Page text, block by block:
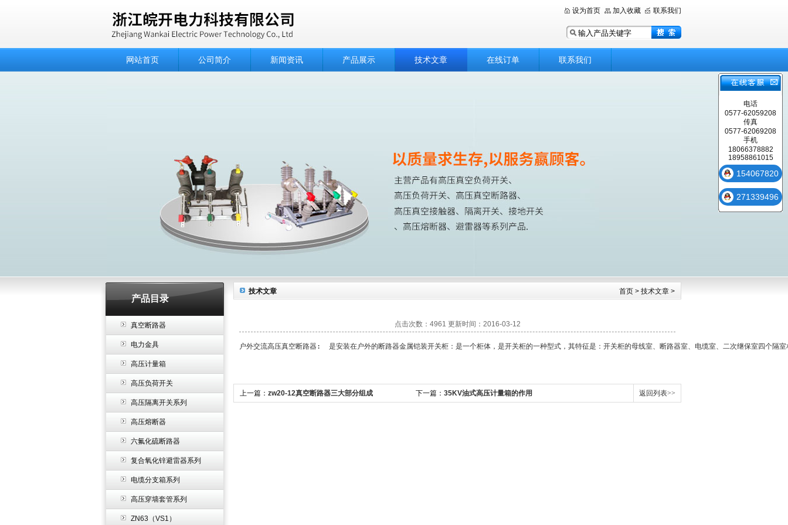
设为首页 加入收藏 联系我们
网站首页 公司简介 新闻资讯 产品展示 技术文章 在线订单 联系我们
产品目录
真空断路器
电力金具
高压计量箱
高压负荷开关
高压隔离开关系列
高压熔断器
六氟化硫断路器
复合氧化锌避雷器系列
电缆分支箱系列
高压穿墙套管系列
ZN63（VS1）
首页 > 技术文章 >
技术文章
点击次数：4961 更新时间：2016-03-12
户外交流高压真空断路器:  是安装在户外的断路器金属铠装开关柜：是一个柜体，是开关柜的一种型式，其特征是：开关柜的母线室、断路器室、电缆室、二次继保室四个
上一篇： zw20-12真空断路器三大部分组成 下一篇： 35KV油式高压计量箱的作用 返回列表>>
电话
0577-62059208
传真
0577-62069208
手机
18066378882
18958861015
154067820
271339496